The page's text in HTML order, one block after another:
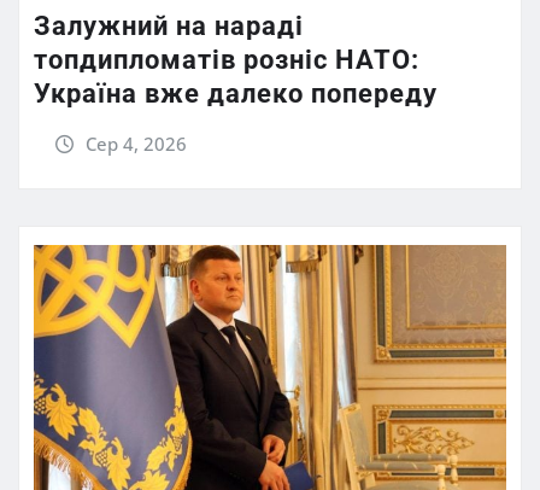
Залужний на нараді
топдипломатів розніс НАТО:
Україна вже далеко попереду
Сер 4, 2026